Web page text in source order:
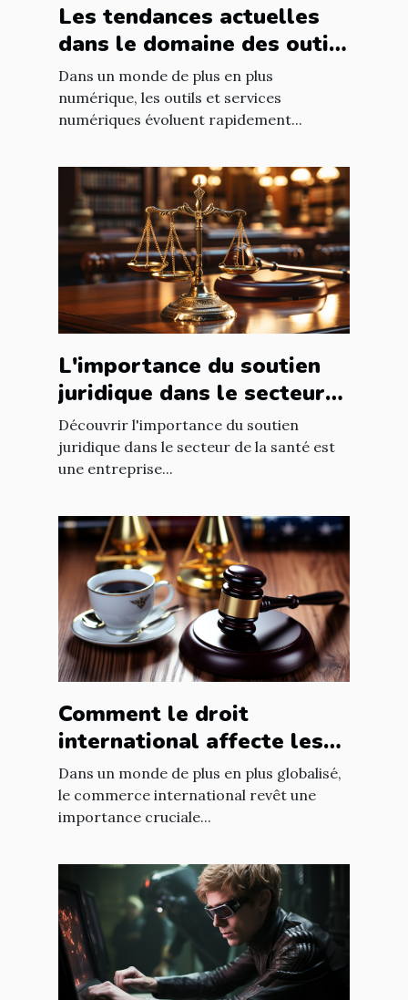
Les tendances actuelles
dans le domaine des outils
et services numériques
Dans un monde de plus en plus
numérique, les outils et services
numériques évoluent rapidement...
L'importance du soutien
juridique dans le secteur
de la santé
Découvrir l'importance du soutien
juridique dans le secteur de la santé est
une entreprise...
Comment le droit
international affecte les
accords commerciaux
Dans un monde de plus en plus globalisé,
le commerce international revêt une
importance cruciale...